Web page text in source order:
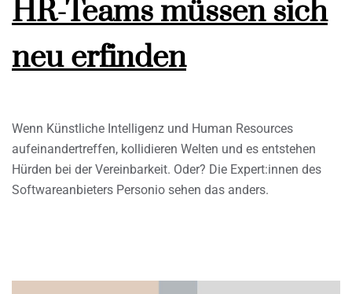
HR-Teams müssen sich
neu erfinden
Wenn Künstliche Intelligenz und Human Resources
aufeinandertreffen, kollidieren Welten und es entstehen
Hürden bei der Vereinbarkeit. Oder? Die Expert:innen des
Softwareanbieters Personio sehen das anders.